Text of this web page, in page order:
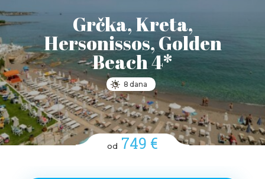
Grčka, Kreta,
Hersonissos, Golden
Beach 4*
8 dana
od 749 €